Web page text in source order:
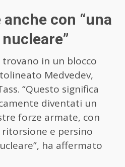
con “una
trovano in un blocco
Medvedev,
“Questo significa
diventati un
forze armate, con
e persino
ha affermato